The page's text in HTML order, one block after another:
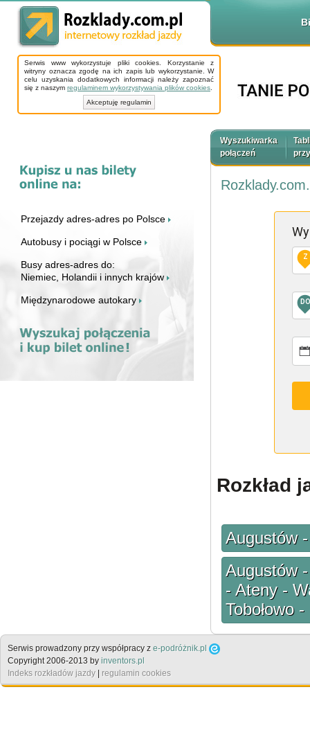
Serwis www wykorzystuje pliki cookies. Korzystanie z
witryny oznacza zgodę na ich zapis lub wykorzystanie. W
celu uzyskania dodatkowych informacji należy zapoznać
się z naszym regulaminem wykorzystywania plików cookies
Akceptuję regulamin
Przejazdy adres-adres po Polsce
Autobusy i pociągi w Polsce
Busy adres-adres do:
Niemiec, Holandii i innych krajów
Międzynarodowe autokary
Wyszukiwarka
połączeń
Z
DO
Rozkład
Augustów
Augustów
- Ateny -
Tobołowo
Serwis prowadzony przy współpracy z e-podróżnik.pl
Copyright 2006-2013 by inventors.pl
Indeks rozkładów jazdy
regulamin cookies